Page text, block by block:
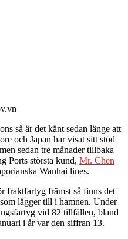
så är det känt sedan länge att
och Japan har visat sitt stöd
sedan tre månader tillbaka
Ports största kund, Mr. Chen
Wanhai lines.
fraktfartyg främst så finns det
lägger till i hamnen. Under
vid 82 tillfällen, bland
i år var den siffran 13.